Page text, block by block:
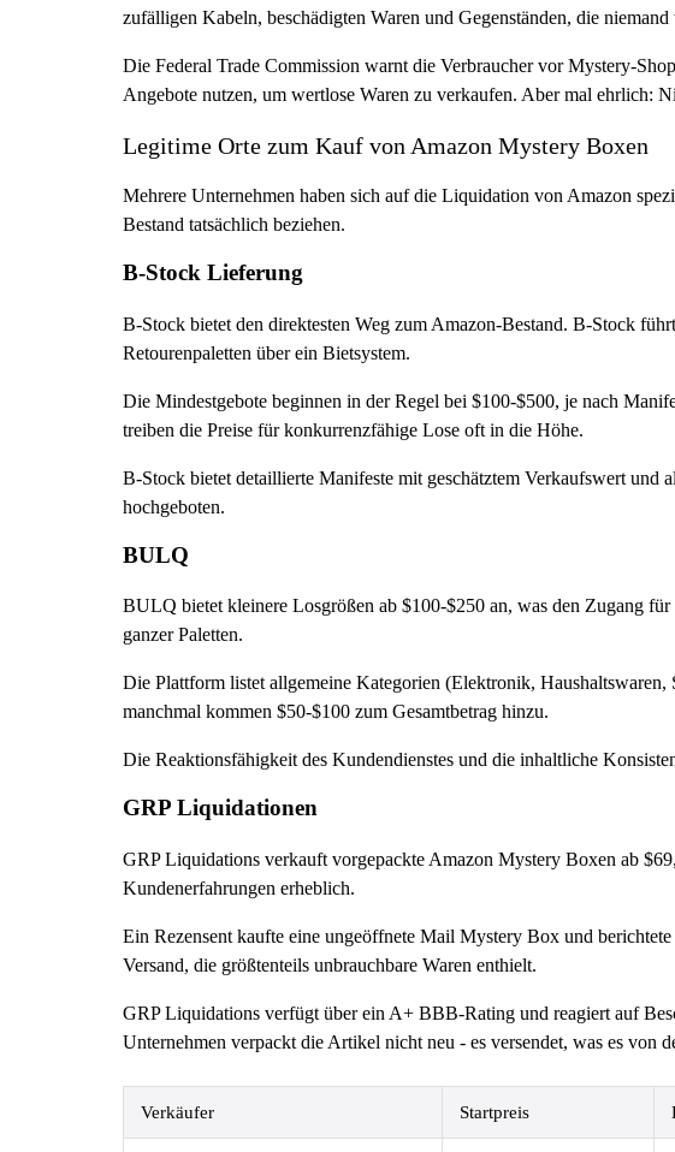
zufälligen Kabeln, beschädigten Waren und Gegenständen, die
Die Federal Trade Commission warnt die Verbraucher vor Mystery-
Angebote nutzen, um wertlose Waren zu verkaufen. Aber mal ehrlich:
Legitime Orte zum Kauf von Amazon Mystery Boxen
Mehrere Unternehmen haben sich auf die Liquidation von Amazon
Bestand tatsächlich beziehen.
B-Stock Lieferung
B-Stock bietet den direktesten Weg zum Amazon-Bestand. B-Stock
Retourenpaletten über ein Bietsystem.
Die Mindestgebote beginnen in der Regel bei $100-$500, je nach
treiben die Preise für konkurrenzfähige Lose oft in die Höhe.
B-Stock bietet detaillierte Manifeste mit geschätztem Verkaufswert und
hochgeboten.
BULQ
BULQ bietet kleinere Losgrößen ab $100-$250 an, was den Zugang
ganzer Paletten.
Die Plattform listet allgemeine Kategorien (Elektronik,
manchmal kommen $50-$100 zum Gesamtbetrag hinzu.
Die Reaktionsfähigkeit des Kundendienstes und die inhaltliche
GRP Liquidationen
GRP Liquidations verkauft vorgepackte Amazon Mystery Boxen ab
Kundenerfahrungen erheblich.
Ein Rezensent kaufte eine ungeöffnete Mail Mystery Box und
Versand, die größtenteils unbrauchbare Waren enthielt.
GRP Liquidations verfügt über ein A+ BBB-Rating und reagiert auf
Unternehmen verpackt die Artikel nicht neu - es versendet, was es von
Verkäufer Startpreis